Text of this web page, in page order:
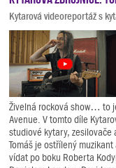
Kytarová videoreportáž s
Živelná rocková show… to
Avenue. V tomto díle
studiové kytary, zesilovače
Tomáš je ostřílený
vídat po boku Roberta